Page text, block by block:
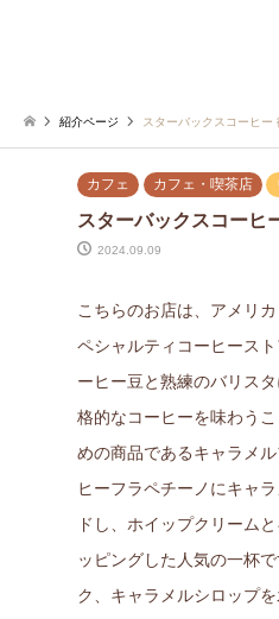
紹介ページ スターバックスコーヒー
カフェ カフェ・喫茶店
スターバックスコーヒ
2024.09.09
こちらのお店は、アメリ
ペシャルティコーヒース
ーヒー豆と熟練のバリス
格的なコーヒーを味わう
めの商品であるキャラメ
ヒーフラペチーノにキャ
ドし、ホイップクリーム
ッピングした人気の一杯
ク、キャラメルシロップ